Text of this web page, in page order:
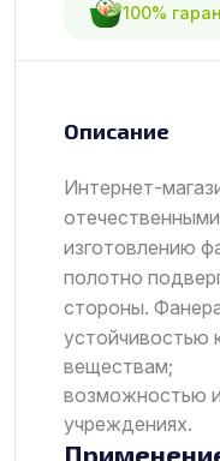
100%
Описание
Интернет-
изготовлению
полотно
стороны.
устойчивостью
веществам;
возможностью
учреждениях.